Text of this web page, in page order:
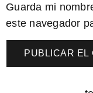
Guarda mi
este navegador